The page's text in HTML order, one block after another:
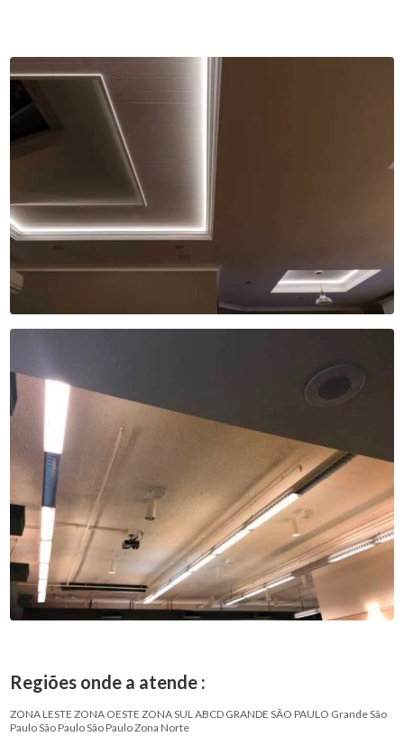
Regiões onde a atende :
ZONA LESTE ZONA OESTE ZONA SULABCD GRANDE SÃO PAULO Grande São
PauloSão PauloSão PauloZona Norte